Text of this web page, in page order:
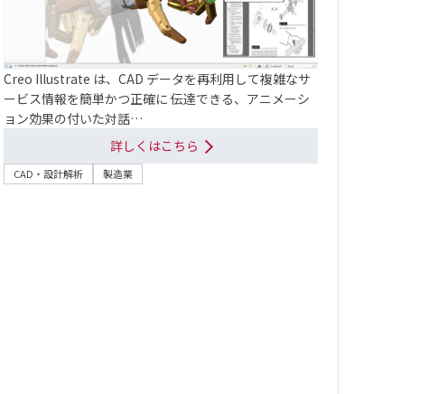
Creo Illustrate は、CAD データを再利用して複雑なサ
ービス情報を簡単かつ正確に 伝達できる、アニメーシ
ョン効果の付いた対話…
詳しくはこちら
CAD・設計解析 製造業